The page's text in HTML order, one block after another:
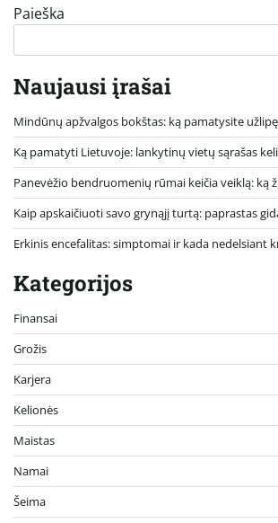
Paieška
Naujausi įrašai
Mindūnų apžvalgos bokštas: ką pamatysite
Ką pamatyti Lietuvoje: lankytinų vietų sąrašas
Panevėžio bendruomenių rūmai keičia veiklą: ką
Kaip apskaičiuoti savo grynąjį turtą: paprastas
Erkinis encefalitas: simptomai ir kada nedelsiant
Kategorijos
Finansai
Grožis
Karjera
Kelionės
Maistas
Namai
Šeima